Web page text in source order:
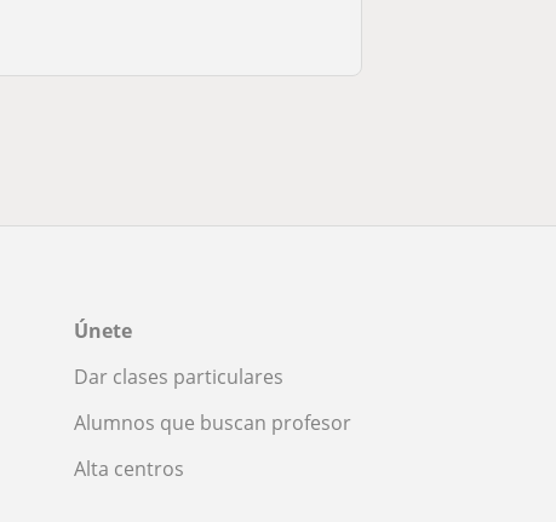
Únete
Dar clases particulares
Alumnos que buscan profesor
Alta centros